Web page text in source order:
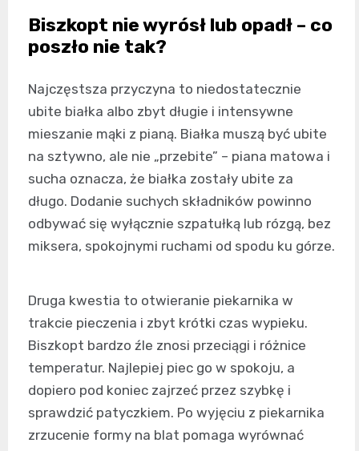
Biszkopt nie wyrósł lub opadł – co
poszło nie tak?
Najczęstsza przyczyna to niedostatecznie
ubite białka albo zbyt długie i intensywne
mieszanie mąki z pianą. Białka muszą być ubite
na sztywno, ale nie „przebite” – piana matowa i
sucha oznacza, że białka zostały ubite za
długo. Dodanie suchych składników powinno
odbywać się wyłącznie szpatułką lub rózgą, bez
miksera, spokojnymi ruchami od spodu ku górze.
Druga kwestia to otwieranie piekarnika w
trakcie pieczenia i zbyt krótki czas wypieku.
Biszkopt bardzo źle znosi przeciągi i różnice
temperatur. Najlepiej piec go w spokoju, a
dopiero pod koniec zajrzeć przez szybkę i
sprawdzić patyczkiem. Po wyjęciu z piekarnika
zrzucenie formy na blat pomaga wyrównać